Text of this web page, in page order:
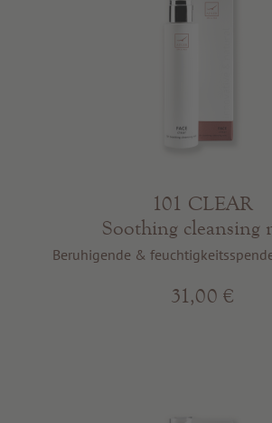
Gesundheit
Beste Qualität
Gutscheine
Service & Info
101 CLEAR
Soothing cleansing
Beruhigende &
31,00 €